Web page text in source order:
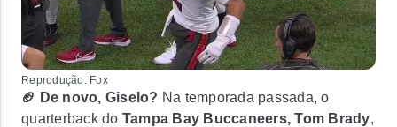
Reprodução: Fox
🏈 De novo, Giselo? Na temporada passada, o
quarterback do Tampa Bay Buccaneers, Tom Brady,